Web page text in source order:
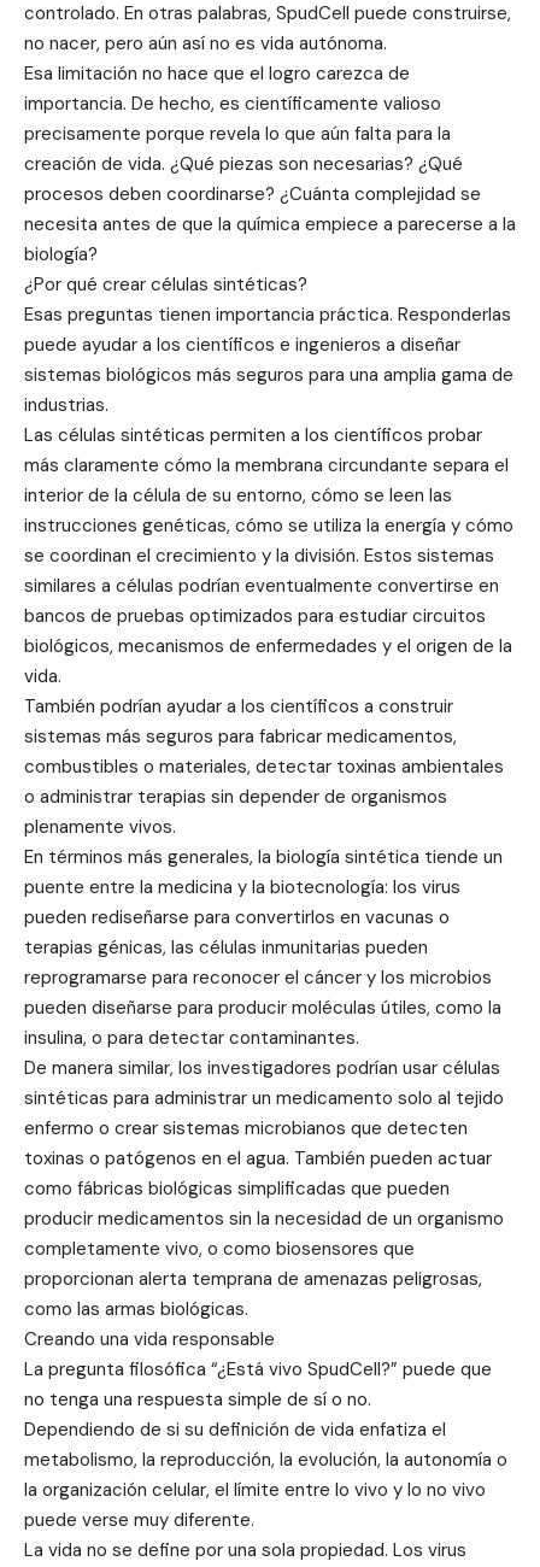
controlado. En otras palabras, SpudCell puede construirse,
no nacer, pero aún así no es vida autónoma.
Esa limitación no hace que el logro carezca de
importancia. De hecho, es científicamente valioso
precisamente porque revela lo que aún falta para la
creación de vida. ¿Qué piezas son necesarias? ¿Qué
procesos deben coordinarse? ¿Cuánta complejidad se
necesita antes de que la química empiece a parecerse a la
biología?
¿Por qué crear células sintéticas?
Esas preguntas tienen importancia práctica. Responderlas
puede ayudar a los científicos e ingenieros a diseñar
sistemas biológicos más seguros para una amplia gama de
industrias.
Las células sintéticas permiten a los científicos probar
más claramente cómo la membrana circundante separa el
interior de la célula de su entorno, cómo se leen las
instrucciones genéticas, cómo se utiliza la energía y cómo
se coordinan el crecimiento y la división. Estos sistemas
similares a células podrían eventualmente convertirse en
bancos de pruebas optimizados para estudiar circuitos
biológicos, mecanismos de enfermedades y el origen de la
vida.
También podrían ayudar a los científicos a construir
sistemas más seguros para fabricar medicamentos,
combustibles o materiales, detectar toxinas ambientales
o administrar terapias sin depender de organismos
plenamente vivos.
En términos más generales, la biología sintética tiende un
puente entre la medicina y la biotecnología: los virus
pueden rediseñarse para convertirlos en vacunas o
terapias génicas, las células inmunitarias pueden
reprogramarse para reconocer el cáncer y los microbios
pueden diseñarse para producir moléculas útiles, como la
insulina, o para detectar contaminantes.
De manera similar, los investigadores podrían usar células
sintéticas para administrar un medicamento solo al tejido
enfermo o crear sistemas microbianos que detecten
toxinas o patógenos en el agua. También pueden actuar
como fábricas biológicas simplificadas que pueden
producir medicamentos sin la necesidad de un organismo
completamente vivo, o como biosensores que
proporcionan alerta temprana de amenazas peligrosas,
como las armas biológicas.
Creando una vida responsable
La pregunta filosófica “¿Está vivo SpudCell?” puede que
no tenga una respuesta simple de sí o no.
Dependiendo de si su definición de vida enfatiza el
metabolismo, la reproducción, la evolución, la autonomía o
la organización celular, el límite entre lo vivo y lo no vivo
puede verse muy diferente.
La vida no se define por una sola propiedad. Los virus